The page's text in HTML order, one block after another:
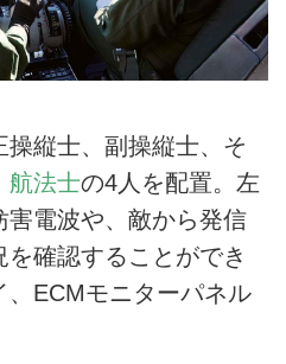
縦士、副操縦士、そ
航法士の4人を配置。左
電波や、敵から発信
確認することができ
、ECMモニターパネル